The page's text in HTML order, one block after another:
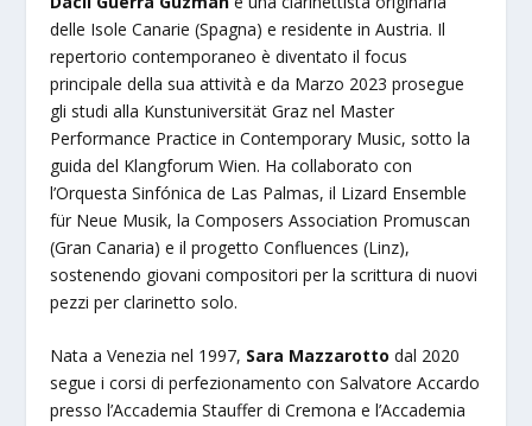
delle Isole Canarie (Spagna) e residente in Austria. Il
repertorio contemporaneo è diventato il focus
principale della sua attività e da Marzo 2023 prosegue
gli studi alla Kunstuniversität Graz nel Master
Performance Practice in Contemporary Music, sotto la
guida del Klangforum Wien. Ha collaborato con
l’Orquesta Sinfónica de Las Palmas, il Lizard Ensemble
für Neue Musik, la Composers Association Promuscan
(Gran Canaria) e il progetto Confluences (Linz),
sostenendo giovani compositori per la scrittura di nuovi
pezzi per clarinetto solo.
Nata a Venezia nel 1997, Sara Mazzarotto dal 2020
segue i corsi di perfezionamento con Salvatore Accardo
presso l’Accademia Stauffer di Cremona e l’Accademia